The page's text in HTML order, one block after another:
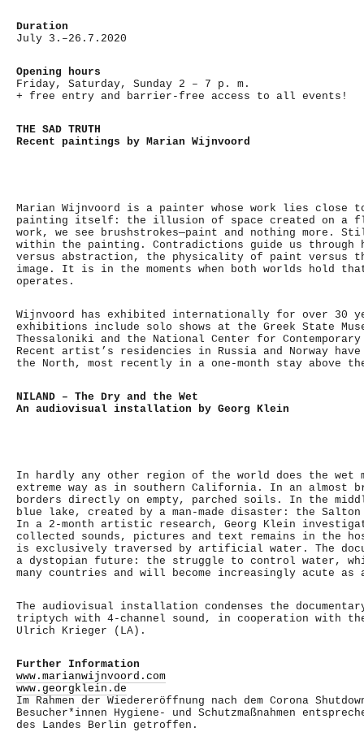
Duration
July 3.–26.7.2020
Opening hours
Friday, Saturday, Sunday 2 – 7 p. m.
+ free entry and barrier-free access to all events!
THE SAD TRUTH
Recent paintings by Marian Wijnvoord
Marian Wijnvoord is a painter whose work lies
painting itself: the illusion of space created on a
work, we see brushstrokes—paint and nothing more.
within the painting. Contradictions guide us
versus abstraction, the physicality of paint versus
image. It is in the moments when both worlds hold
operates.
Wijnvoord has exhibited internationally for over 30
exhibitions include solo shows at the Greek State
Thessaloniki and the National Center for
Recent artist’s residencies in Russia and Norway
the North, most recently in a one-month stay above
NILAND – The Dry and the Wet
An audiovisual installation by Georg Klein
In hardly any other region of the world does the wet
extreme way as in southern California. In an
borders directly on empty, parched soils. In the
blue lake, created by a man-made disaster: the Salton
In a 2-month artistic research, Georg Klein
collected sounds, pictures and text remains in the
is exclusively traversed by artificial water. The
a dystopian future: the struggle to control water,
many countries and will become increasingly acute
The audiovisual installation condenses the
triptych with 4-channel sound, in cooperation with the
Ulrich Krieger (LA).
Further Information
www.marianwijnvoord.com
www.georgklein.de
Im Rahmen der Wiedereröffnung nach dem Corona
Besucher*innen Hygiene- und Schutzmaßnahmen
des Landes Berlin getroffen.